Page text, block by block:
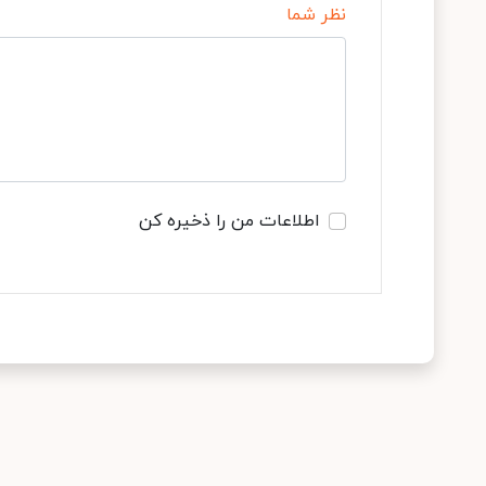
نظر شما
اطلاعات من را ذخیره کن